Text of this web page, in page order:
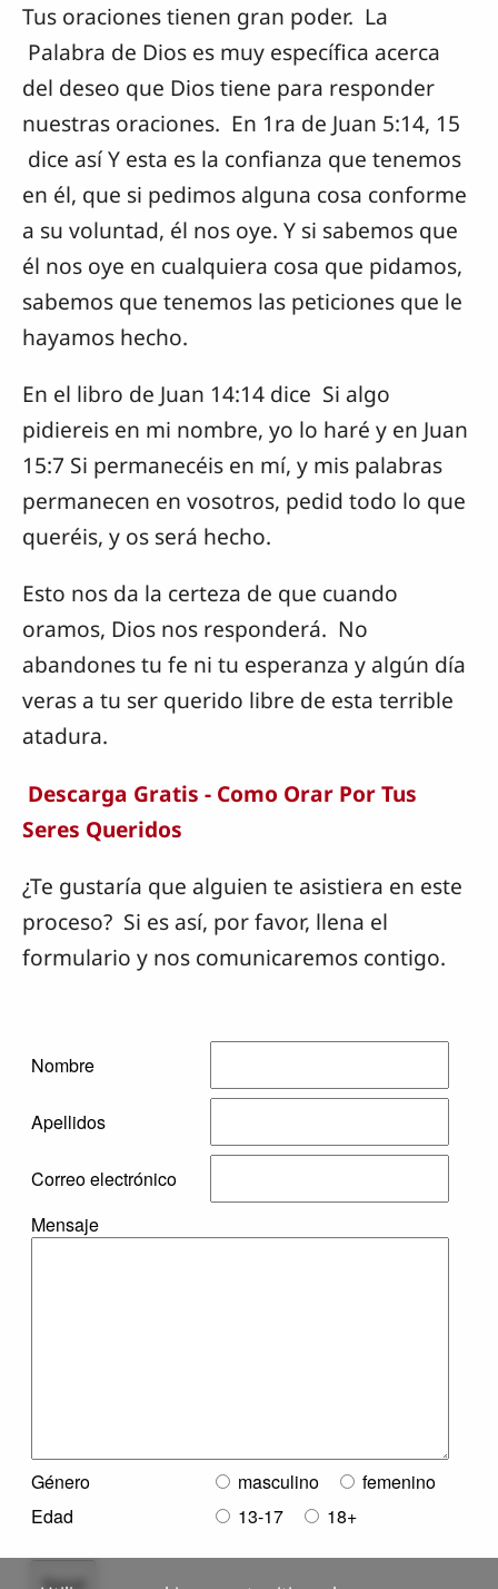
Tus oraciones tienen gran poder. La
Palabra de Dios es muy específica acerca
del deseo que Dios tiene para responder
nuestras oraciones. En 1ra de Juan 5:14, 15
dice así Y esta es la confianza que tenemos
en él, que si pedimos alguna cosa conforme
a su voluntad, él nos oye. Y si sabemos que
él nos oye en cualquiera cosa que pidamos,
sabemos que tenemos las peticiones que le
hayamos hecho.
En el libro de Juan 14:14 dice Si algo
pidiereis en mi nombre, yo lo haré y en Juan
15:7 Si permanecéis en mí, y mis palabras
permanecen en vosotros, pedid todo lo que
queréis, y os será hecho.
Esto nos da la certeza de que cuando
oramos, Dios nos responderá. No
abandones tu fe ni tu esperanza y algún día
veras a tu ser querido libre de esta terrible
atadura.
Descarga Gratis - Como Orar Por Tus
Seres Queridos
¿Te gustaría que alguien te asistiera en este
proceso? Si es así, por favor, llena el
formulario y nos comunicaremos contigo.